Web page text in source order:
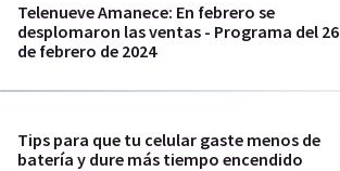
Telenueve Amanece: En febrero se
desplomaron las ventas - Programa del 26
de febrero de 2024
Tips para que tu celular gaste menos de
batería y dure más tiempo encendido